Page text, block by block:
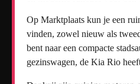
Op Marktplaats kun je een
vinden, zowel nieuw als
bent naar een compacte
gezinswagen, de Kia Rio